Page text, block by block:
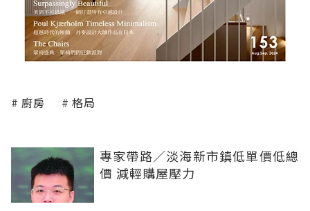
廚房 格局
專家帶路／淡海新市鎮低單價低總
價 減輕購屋壓力